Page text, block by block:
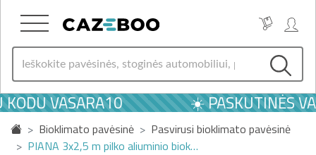
VASARA10 ☀️ PASKUTINĖS
Bioklimato pavėsinė
Pasvirusi bioklimato pavėsinė
PIANA 3x2,5 m pilko aliuminio biok…